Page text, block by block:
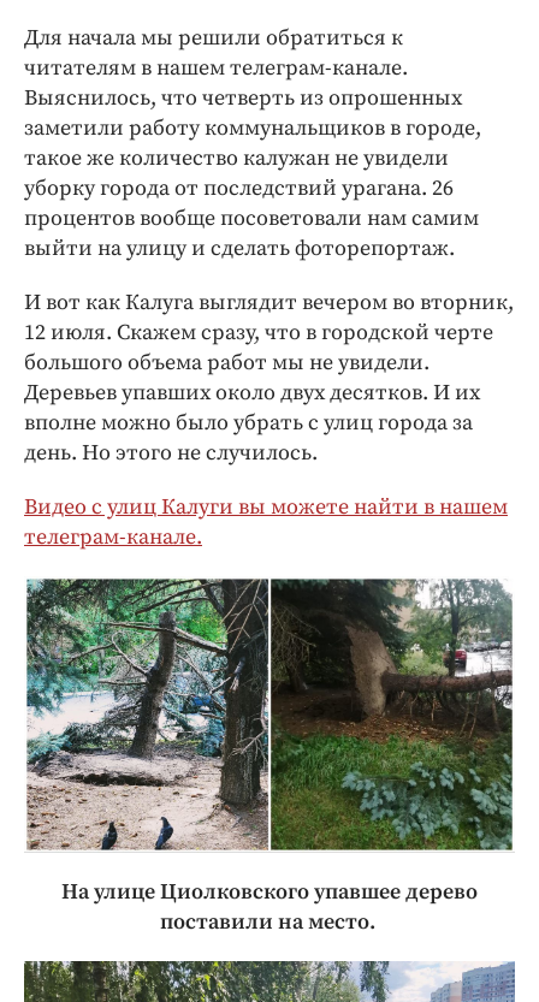
Для начала мы решили обратиться к
читателям в нашем телеграм-канале.
Выяснилось, что четверть из опрошенных
заметили работу коммунальщиков в городе,
такое же количество калужан не увидели
уборку города от последствий урагана. 26
процентов вообще посоветовали нам самим
выйти на улицу и сделать фоторепортаж.
И вот как Калуга выглядит вечером во вторник,
12 июля. Скажем сразу, что в городской черте
большого объема работ мы не увидели.
Деревьев упавших около двух десятков. И их
вполне можно было убрать с улиц города за
день. Но этого не случилось.
Видео с улиц Калуги вы можете найти в нашем
телеграм-канале.
На улице Циолковского упавшее дерево
поставили на место.